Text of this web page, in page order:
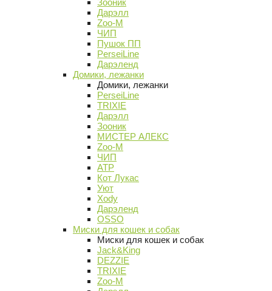
Зооник
Дарэлл
Zoo-M
ЧИП
Пушок ПП
PerseiLine
Дарэленд
Домики, лежанки
Домики, лежанки
PerseiLine
TRIXIE
Дарэлл
Зооник
МИСТЕР АЛЕКС
Zoo-M
ЧИП
АТР
Кот Лукас
Уют
Xody
Дарэленд
OSSO
Миски для кошек и собак
Миски для кошек и собак
Jack&King
DEZZIE
TRIXIE
Zoo-M